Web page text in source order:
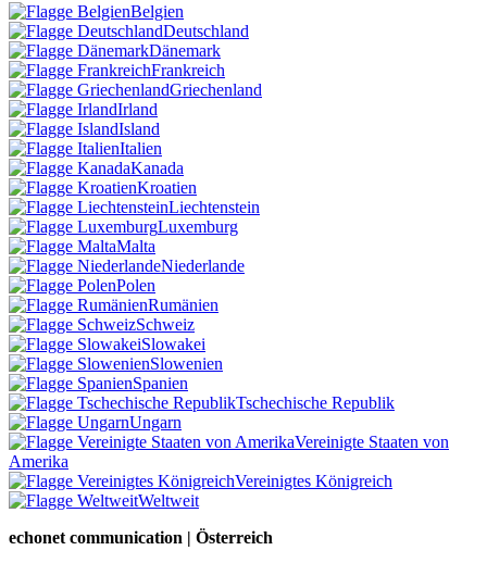
Belgien
Deutschland
Dänemark
Frankreich
Griechenland
Irland
Island
Italien
Kanada
Kroatien
Liechtenstein
Luxemburg
Malta
Niederlande
Polen
Rumänien
Schweiz
Slowakei
Slowenien
Spanien
Tschechische Republik
Ungarn
Vereinigte Staaten von
Amerika
Vereinigtes Königreich
Weltweit
echonet communication | Österreich